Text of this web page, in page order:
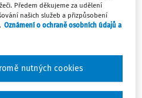
a zároveň děti dost naučí.
školy, jež tlačí na učitele. K
to však nějak funguje, a
hudební, výtvarné či mo
Předem děkujeme za udělení
našich služeb a přizpůsobení
Oznámení o ochraně osobních údajů a
nutných cookies